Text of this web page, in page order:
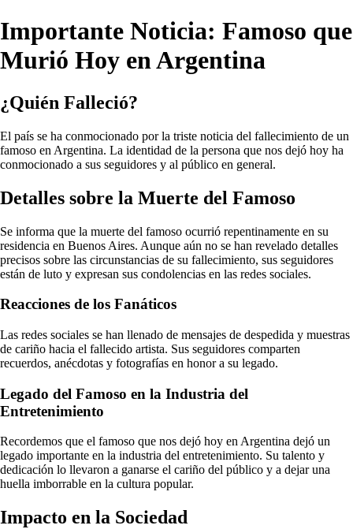
Importante Noticia: Famoso que
Murió Hoy en Argentina
¿Quién Falleció?
El país se ha conmocionado por la triste noticia del fallecimiento de un
famoso en Argentina. La identidad de la persona que nos dejó hoy ha
conmocionado a sus seguidores y al público en general.
Detalles sobre la Muerte del Famoso
Se informa que la muerte del famoso ocurrió repentinamente en su
residencia en Buenos Aires. Aunque aún no se han revelado detalles
precisos sobre las circunstancias de su fallecimiento, sus seguidores
están de luto y expresan sus condolencias en las redes sociales.
Reacciones de los Fanáticos
Las redes sociales se han llenado de mensajes de despedida y muestras
de cariño hacia el fallecido artista. Sus seguidores comparten
recuerdos, anécdotas y fotografías en honor a su legado.
Legado del Famoso en la Industria del
Entretenimiento
Recordemos que el famoso que nos dejó hoy en Argentina dejó un
legado importante en la industria del entretenimiento. Su talento y
dedicación lo llevaron a ganarse el cariño del público y a dejar una
huella imborrable en la cultura popular.
Impacto en la Sociedad